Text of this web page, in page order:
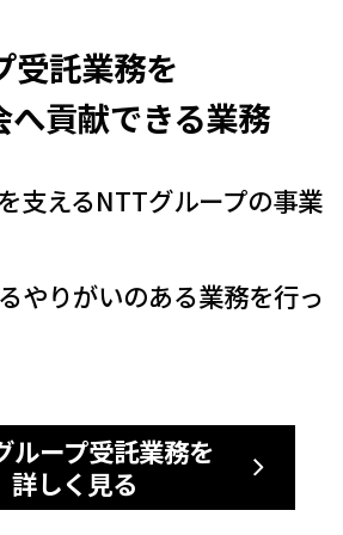
受託業務を
へ貢献できる業務
支えるNTTグループの事業
やりがいのある業務を行っ
ループ受託業務を
詳しく見る